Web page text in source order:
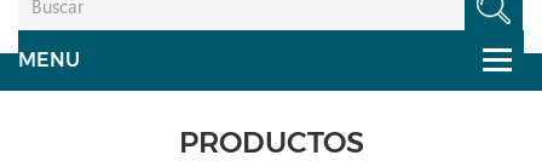
PRODUCTOS